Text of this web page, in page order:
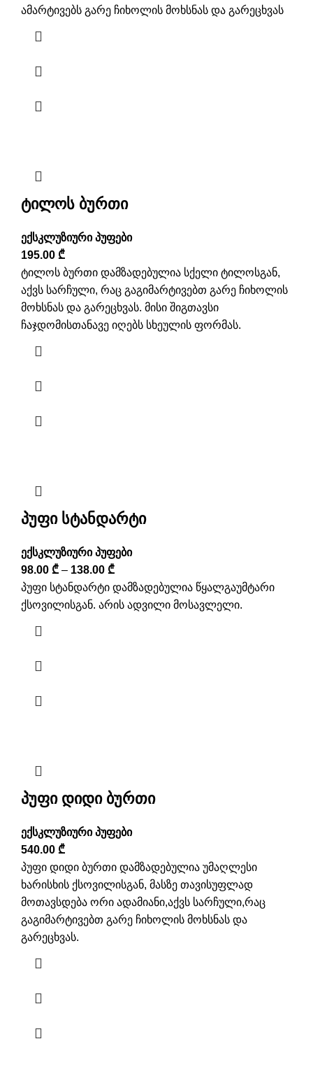
ამარტივებს გარე ჩიხოლის მოხსნას და გარეცხვას
ტილოს ბურთი
ექსკლუზიური პუფები
195.00 ₾
ტილოს ბურთი დამზადებულია სქელი ტილოსგან,
აქვს სარჩული, რაც გაგიმარტივებთ გარე ჩიხოლის
მოხსნას და გარეცხვას. მისი შიგთავსი
ჩაჯდომისთანავე იღებს სხეულის ფორმას.
პუფი სტანდარტი
ექსკლუზიური პუფები
98.00 ₾ – 138.00 ₾
პუფი სტანდარტი დამზადებულია წყალგაუმტარი
ქსოვილისგან. არის ადვილი მოსავლელი.
პუფი დიდი ბურთი
ექსკლუზიური პუფები
540.00 ₾
პუფი დიდი ბურთი დამზადებულია უმაღლესი
ხარისხის ქსოვილისგან, მასზე თავისუფლად
მოთავსდება ორი ადამიანი,აქვს სარჩული,რაც
გაგიმარტივებთ გარე ჩიხოლის მოხსნას და
გარეცხვას.